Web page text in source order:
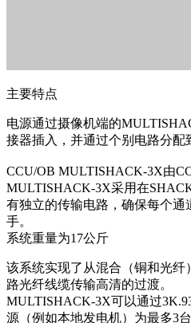
主要特点
电源通过摄像机端的
接器插入，并通过个别电路分配
CCU/OB MULTISHACK-3X由
MULTISHACK-3X采用在
有独立的传输电路，确保每个通
手。
系统重量为17公斤
该系统实现了从混合（铜和光
路光纤线缆传输高清的过渡。
MULTISHACK-3X可以通过
源（例如本地发电机）为最多3